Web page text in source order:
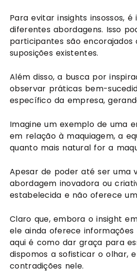
Para evitar insights insossos,
diferentes abordagens. Isso
participantes são encorajados
suposições existentes.
Além disso, a busca por
observar práticas bem-
específico da empresa,
Imagine um exemplo de uma
em relação à maquiagem, a
quanto mais natural for a
Apesar de poder até ser uma
abordagem inovadora ou
estabelecida e não oferece
Claro que, embora o insight
ele ainda oferece
aqui é como dar graça para
dispomos a sofisticar o olhar,
contradições nele.